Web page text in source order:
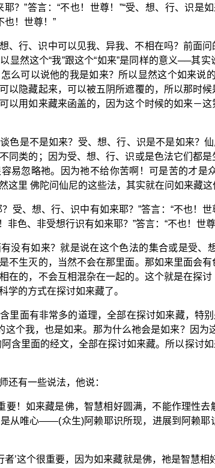
？”答言：“不也！世尊！”“受、想、行、识是
也！世尊！”
、行、识中可以见我、异我、不相在吗？前面
显然这个“我”跟这个“如来”是同样的意义──其
么可以说他的我是如来？所以显然这个如来
以隐藏起来，可以被五阴所遮覆的，所以那时
以用如来藏来函盖的，因为这个时候的如来－
色是不是如来？受、想、行、识是不是如来？
同类的；因为受、想、行、识或是色法它们都
易忽略祂。因为祂不给你苦啊！可是苦的才
这里 佛陀问仙尼的这些法，其实就在问如来藏这
受、想、行、识中有如来耶？”答言：“不也！
非色、非受想行识有如来耶？”答言：“不也！世
没有如来？就是说在这个色法的集合或是受、
不生灭的，当然不会在那里面。那如来里面会
在的，不会互相混杂在一起的。这个就是在探
学的方式在探讨如来藏了。
里面有非常多的道理，全部在探讨如来藏，特
这个我，也是如来。那为什么祂会是如来？因
含里面的经文，全部在探讨如来藏。所以探讨
还有一些说法，他说：
要！如来藏是佛，智慧相好圆满，不能作理性
从唯心——(众生)阿赖耶识所现，进展到阿赖
者’这个很重要，因为如来藏就是佛，祂是智慧